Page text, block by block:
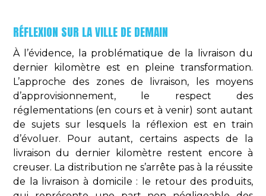
RÉFLEXION SUR LA VILLE DE DEMAIN
À l’évidence, la problématique de la livraison du
dernier kilomètre est en pleine transformation.
L’approche des zones de livraison, les moyens
d’approvisionnement, le respect des
réglementations (en cours et à venir) sont autant
de sujets sur lesquels la réflexion est en train
d’évoluer. Pour autant, certains aspects de la
livraison du dernier kilomètre restent encore à
creuser. La distribution ne s’arrête pas à la réussite
de la livraison à domicile : le retour des produits,